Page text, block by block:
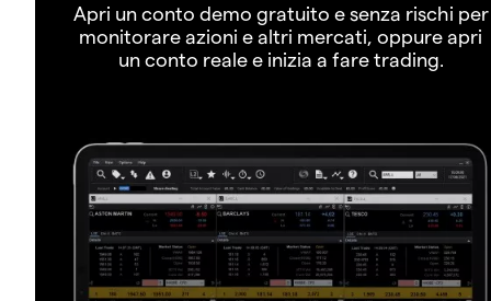
Apri un conto demo gratuito e senza rischi per
monitorare azioni e altri mercati, oppure apri
un conto reale e inizia a fare trading.